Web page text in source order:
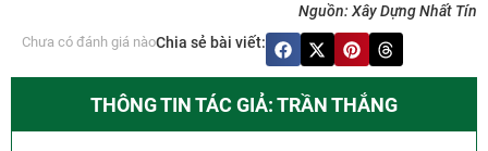
Nguồn: Xây Dựng Nhất Tín
Chưa có đánh giá nàoChia sẻ bài viết:
THÔNG TIN TÁC GIẢ: TRẦN THẮNG